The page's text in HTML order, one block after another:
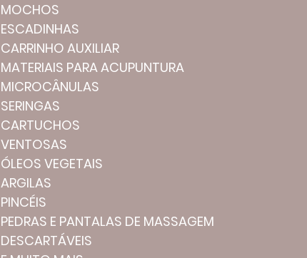
MOCHOS
ESCADINHAS
CARRINHO AUXILIAR
MATERIAIS PARA ACUPUNTURA
MICROCÂNULAS
SERINGAS
CARTUCHOS
VENTOSAS
ÓLEOS VEGETAIS
ARGILAS
PINCÉIS
PEDRAS E PANTALAS DE MASSAGEM
DESCARTÁVEIS